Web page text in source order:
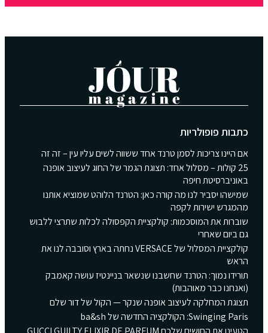
כתבות פופולריות
אם היינו צריכות לסמן טרנד אחד ששווה לשים עליו עין – זה זה
25 קולות – מסלול אחד: תצוגת הגמר של החוג לעיצוב אופנה
באוניברסיטת חיפה
שמישהו יסביר לנו מה קורה כאן: הטרנד הלוהט שמוציא אותנו
מהמגרש ישירות לקפה
שוברות את המוסכמות: קולקציית הקפסולה לכלות שתרצי ללבוש
גם ביום שאחרי
קולקציית המסלול של VERSACE נחתה בארץ וסובבה לנו את
הראש
תורידו נמוך: הטרנד שחשבנו שנשאר בניינטיז עושה קאמבק
(ואנחנו כבר מאוהבות)
תצוגת המחלקה לעיצוב אופנה שנקר — הקול של דור שלם
Swinging Paris: הקולקציה החדשה של ba&sh